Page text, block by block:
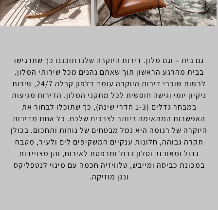
– וגם מלון. דירות היוקרה שלנו תוכננו כך שתרגישו
הראשון תוך שאתם נהנים מכל שירותי המלון.
לרשות שוכרי דירות היוקרה עומד דלפק קבלה 24/7, שירות
יומי וגישה חופשית לכל מתקני המלון. הדירות מגיעות
במבחר גדלים (1-3 חדרי שינה), כך שתוכלו לבחור את
המתאימה ביותר לצרכים שלכם. כל אחת מדירות
של רנומה היא נמל מבטחים של נוחות ותחכום. בכולן
חלונות ענקיים המשקיפים לים ולעיר, מטבח
ומאובזר וסלון גדול ומרפסת לאירוח, והן מצויידות
כביסה ומייבש, טלוויזיה חכמה עם מינוי לנטפליקס
ונגן מוזיקה.